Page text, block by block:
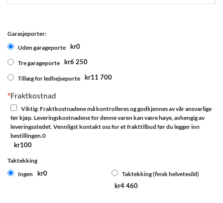
Garasjeporter:
Uden garageporte kr0
Tre garageporte kr6 250
Tillæg for ledhejseporte kr11 700
*Fraktkostnad
Viktig: Fraktkostnadene må kontrolleres og godkjennes av vår ansvarlige
før kjøp. Leveringskostnadene for denne varen kan være høye, avhengig av
leveringsstedet. Vennligst kontakt oss for et frakttilbud før du legger inn
bestillingen.0
kr100
Taktekking
Ingen kr0 Taktekking (finsk helvetesild)
kr4 460